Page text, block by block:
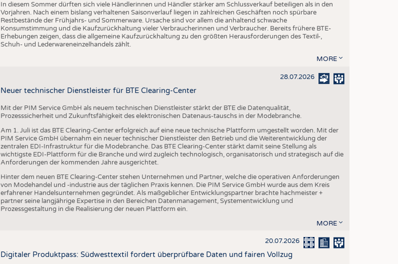
In diesem Sommer dürften sich viele Händlerinnen und Händler stärker am Schlussverkauf beteiligen als in den
Vorjahren. Nach einem bislang verhaltenen Saisonverlauf liegen in zahlreichen Geschäften noch spürbare
Restbestände der Frühjahrs- und Sommerware. Ursache sind vor allem die anhaltend schwache
Konsumstimmung und die Kaufzurückhaltung vieler Verbraucherinnen und Verbraucher. Bereits frühere BTE-
Erhebungen zeigen, dass die allgemeine Kaufzurückhaltung zu den größten Herausforderungen des Textil-,
Schuh- und Lederwareneinzelhandels zählt.
MORE
28.07.2026
Neuer technischer Dienstleister für BTE Clearing-Center
Mit der PIM Service GmbH als neuem technischen Dienstleister stärkt der BTE die Datenqualität,
Prozesssicherheit und Zukunftsfähigkeit des elektronischen Datenaus-tauschs in der Modebranche.
Am 1. Juli ist das BTE Clearing-Center erfolgreich auf eine neue technische Plattform umgestellt worden. Mit der
PIM Service GmbH übernahm ein neuer technischer Dienstleister den Betrieb und die Weiterentwicklung der
zentralen EDI-Infrastruktur für die Modebranche. Das BTE Clearing-Center stärkt damit seine Stellung als
wichtigste EDI-Plattform für die Branche und wird zugleich technologisch, organisatorisch und strategisch auf die
Anforderungen der kommenden Jahre ausgerichtet.
Hinter dem neuen BTE Clearing-Center stehen Unternehmen und Partner, welche die operativen Anforderungen
von Modehandel und -industrie aus der täglichen Praxis kennen. Die PIM Service GmbH wurde aus dem Kreis
erfahrener Handelsunternehmen gegründet. Als maßgeblicher Entwicklungspartner brachte hachmeister +
partner seine langjährige Expertise in den Bereichen Datenmanagement, Systementwicklung und
Prozessgestaltung in die Realisierung der neuen Plattform ein.
MORE
20.07.2026
Digitaler Produktpass: Südwesttextil fordert überprüfbare Daten und fairen Vollzug